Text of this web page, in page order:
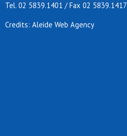
Tel. 02 5839.1401 / Fax 02 5839.1417
Credits: Aleide Web Agency